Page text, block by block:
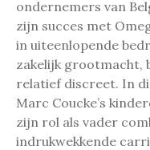
ondernemers van
zijn succes met
in uiteenlopende
zakelijk grootmacht,
relatief discreet. In
Marc Coucke’s
zijn rol als vader
indrukwekkende